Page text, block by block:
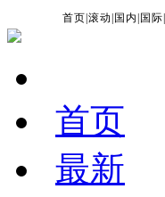
首页 |滚动 国内 国际
首页
最新